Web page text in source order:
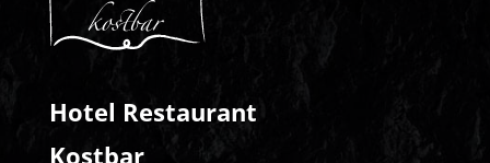
Hotel Restaurant
Kostbar